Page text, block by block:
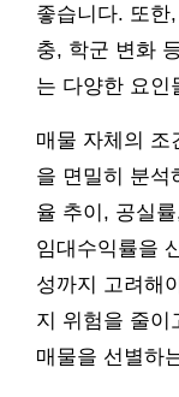
좋습니다. 또한
충, 학군 변화
는 다양한 요인
매물 자체의 조
을 면밀히 분석
율 추이, 공실
임대수익률을
성까지 고려해
지 위험을 줄이
매물을 선별하